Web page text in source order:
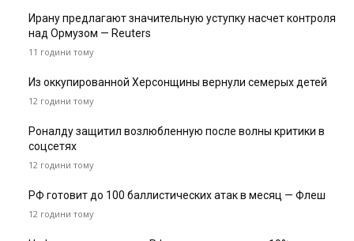
Ирану предлагают значительную уступку насчет контроля
над Ормузом — Reuters
11 години тому
Из оккупированной Херсонщины вернули семерых детей
12 години тому
Роналду защитил возлюбленную после волны критики в
соцсетях
12 години тому
РФ готовит до 100 баллистических атак в месяц — Флеш
12 години тому